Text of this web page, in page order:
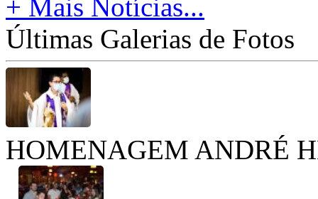
+ Mais Notícias...
Últimas Galerias de Fotos
HOMENAGEM ANDRÉ